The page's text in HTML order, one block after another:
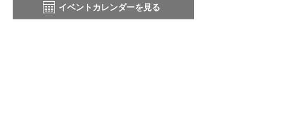
イベントカレンダーを見る